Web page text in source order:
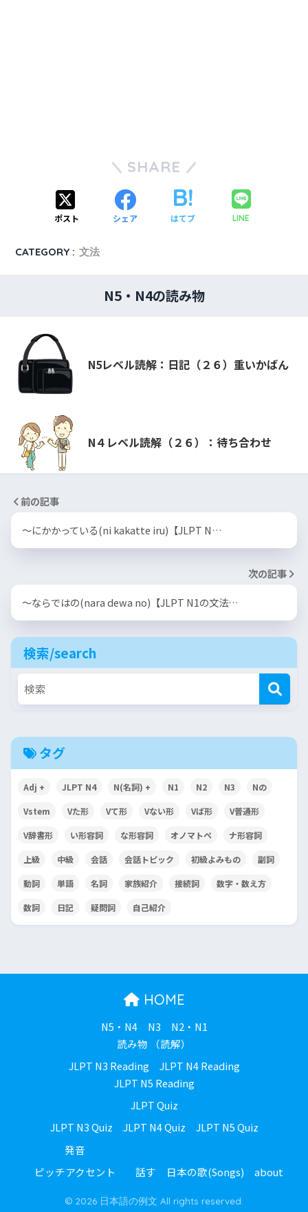
SHARE
ポスト シェア はてブ LINE
CATEGORY : 文法
N5・N4の読み物
N5レベル読解：日記（２６）重いかばん
N４レベル読解（２６）：待ち合わせ
前の記事
〜にかかっている(ni kakatte iru)【JLPT N…
次の記事
〜ならではの(nara dewa no)【JLPT N1の文法…
検索/search
タグ
Adj + JLPT N4 N(名詞) + N1 N2 N3 Nの
Vstem Vた形 Vて形 Vない形 Vば形 V普通形
V辞書形 い形容詞 な形容詞 オノマトペ ナ形容詞
上級 中級 会話 会話トピック 初級よみもの 副詞
動詞 単語 名詞 家族紹介 接続詞 数字・数え方
数詞 日記 疑問詞 自己紹介
HOME
N5・N4 N3
N2・N1
読み物 （読解）
JLPT N3 Reading
JLPT N4 Reading
JLPT N5 Reading
JLPT Quiz
JLPT N3 Quiz
JLPT N4 Quiz
JLPT N5 Quiz
発音
ピッチアクセント
話す 日本の歌(Songs) about
© 2026 日本語の例文 All rights reserved.